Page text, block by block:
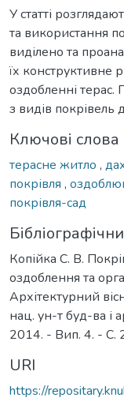
У статті
та використання
виділено та
їх конструктивне
оздобленні терас.
з видів покрівель
Ключові слова
терасне житло ,
покрівля ,
покрівля-сад
Копійка С. В.
оздоблення та
Архітектурний
нац. ун-т буд-ва і
2014. - Вип. 4. - С.
URI
https://